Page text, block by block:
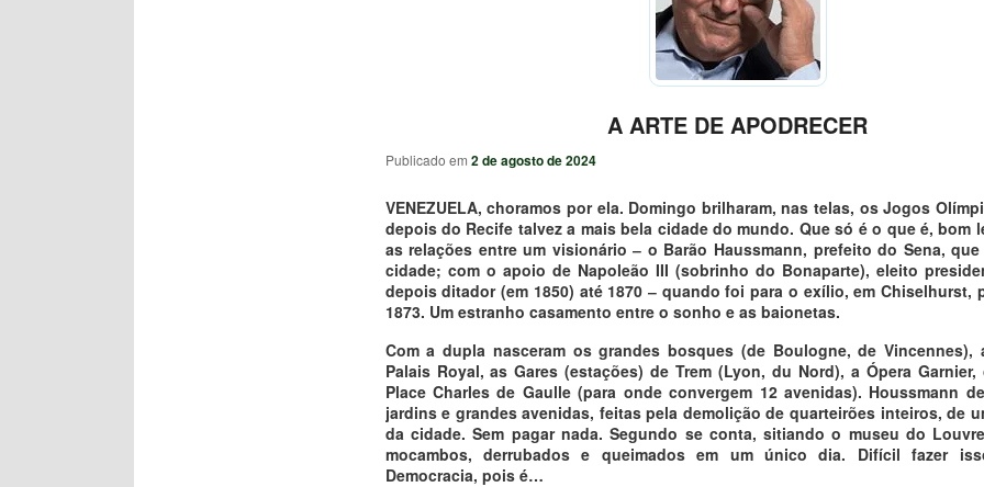
A ARTE DE APODRECER
Publicado em 2 de agosto de 2024
VENEZUELA, choramos por ela. Domingo brilharam, nas telas, os Jogos
depois do Recife talvez a mais bela cidade do mundo. Que só é o que é, bom
as relações entre um visionário ‒ o Barão Haussmann, prefeito do Sena,
cidade; com o apoio de Napoleão III (sobrinho do Bonaparte), eleito
depois ditador (em 1850) até 1870 ‒ quando foi para o exílio, em Chiselhurst,
1873. Um estranho casamento entre o sonho e as baionetas.
Com a dupla nasceram os grandes bosques (de Boulogne, de Vincennes),
Palais Royal, as Gares (estações) de Trem (Lyon, du Nord), a Ópera
Place Charles de Gaulle (para onde convergem 12 avenidas). Houssmann
jardins e grandes avenidas, feitas pela demolição de quarteirões inteiros, de
da cidade. Sem pagar nada. Segundo se conta, sitiando o museu do
mocambos, derrubados e queimados em um único dia. Difícil fazer
Democracia, pois é…